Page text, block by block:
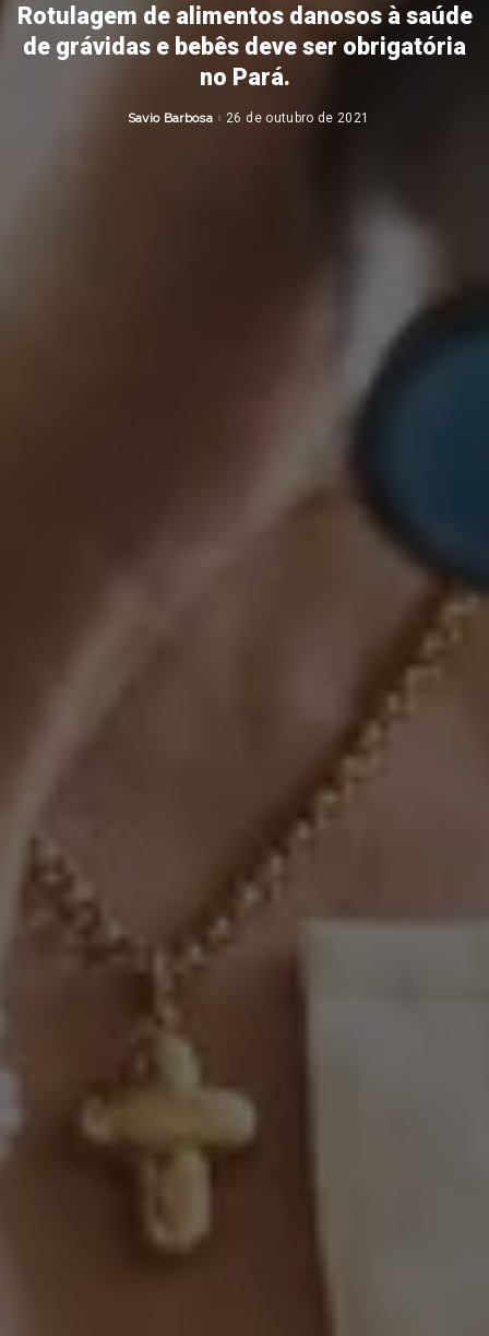
Rotulagem de alimentos danosos à saúde
de grávidas e bebês deve ser obrigatória
no Pará.
Posted
Savio Barbosa 26 de outubro de 2021